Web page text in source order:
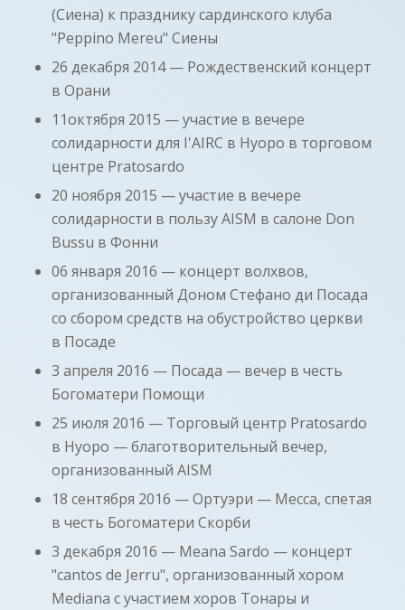
(Сиена) к празднику сардинского клуба
"Peppino Mereu" Сиены
26 декабря 2014 — Рождественский концерт
в Орани
11октября 2015 — участие в вечере
солидарности для I'AIRC в Нуоро в торговом
центре Pratosardo
20 ноября 2015 — участие в вечере
солидарности в пользу AISM в салоне Don
Bussu в Фонни
06 января 2016 — концерт волхвов,
организованный Доном Стефано ди Посада
со сбором средств на обустройство церкви
в Посаде
3 апреля 2016 — Посада — вечер в честь
Богоматери Помощи
25 июля 2016 — Торговый центр Pratosardo
в Нуоро — благотворительный вечер,
организованный AISM
18 сентября 2016 — Ортуэри — Месса, спетая
в честь Богоматери Скорби
3 декабря 2016 — Meana Sardo — концерт
"cantos de Jerru", организованный хором
Mediana с участием хоров Тонары и